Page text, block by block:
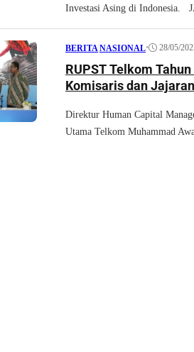
Investasi Asing di Indonesia.
BERITA |NASIONAL• 28/05/
RUPST Telkom
Komisaris dan
Direktur Human Capital
Utama Telkom Muhammad